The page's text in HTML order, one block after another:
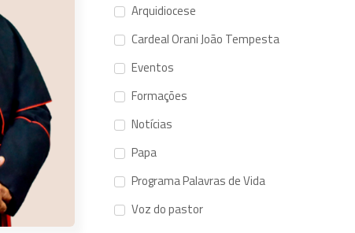
Arquidiocese
Cardeal Orani João Tempesta
Eventos
Formações
Notícias
Papa
Programa Palavras de Vida
Voz do pastor